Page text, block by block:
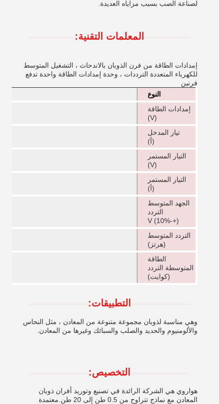
لصناعة الصب بسبب مزاياه العديدة.
المعلمات التقنية:
إمدادات الطاقة من فرن الذوبان بالاندحاث ، التشغيل المتوسط
للكهرباء المتعددة الترددات ، وحدة إمدادات الطاقة واحدة تدفع
فرنين
النوع
إمدادات الطاقة
(V)
تيار المدخل
(أ)
التيار المستمر
(V)
التيار المستمر
(أ)
الجهد المتوسط
التردد
(+-10%) V
التردد المتوسط
(هرتز)
الطاقة
المتوسطة التردد
(كوايت)
التطبيقات:
وهي مناسبة لذوبان مجموعة متنوعة من المعادن ، مثل النحاس
والألومنيوم والحديد والصلب والسبائك وغيرها من المعادن.
التخصيص:
هواروي هي الشركة الرائدة في تصنيع وتوريد أفران ذوبان
المعادن مع نماذج تتراوح من 0.5 طن إلى 20 طن.معتمدة